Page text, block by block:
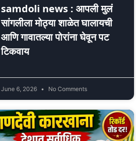
samdoli news : आपली मुलं
सांगलीला मोठ्या शाळेत घालायची
आणि गावातल्या पोरांना घेवून पट
टिकवाय
June 6, 2026 No Comments